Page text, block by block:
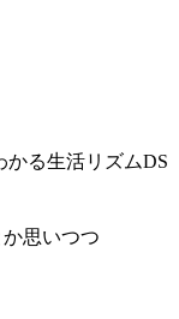
かる生活リズムDS
思いつつ